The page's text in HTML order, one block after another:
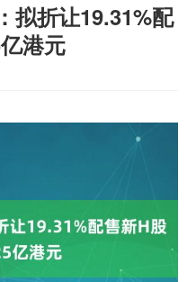
拟折让19.31%配
港元